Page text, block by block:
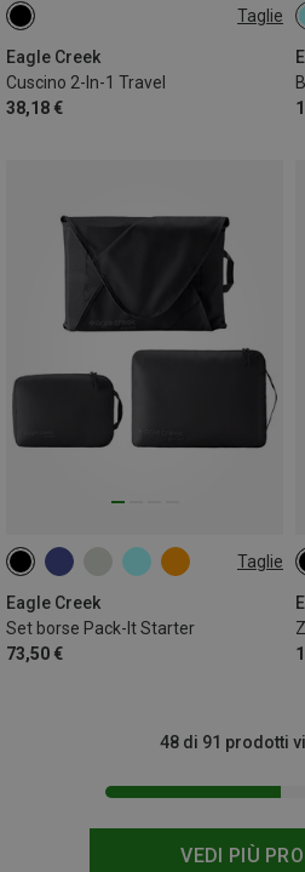
Taglie
Eagle Creek
Cuscino 2-In-1 Travel
38,18 €
ONE SIZE
Taglie
Eagle Creek
Set borse Pack-It Starter
73,50 €
ONE SIZE
VEDI PIÙ
48 di 91 prodotti